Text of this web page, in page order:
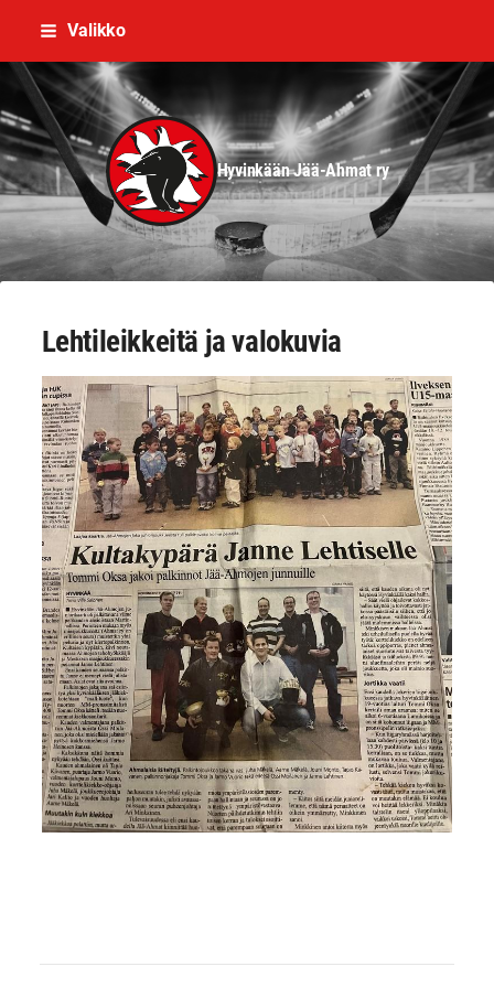
Siirry
sisältöön
Valikko
Hyvinkään Jää-Ahmat ry
Lehtileikkeitä ja valokuvia